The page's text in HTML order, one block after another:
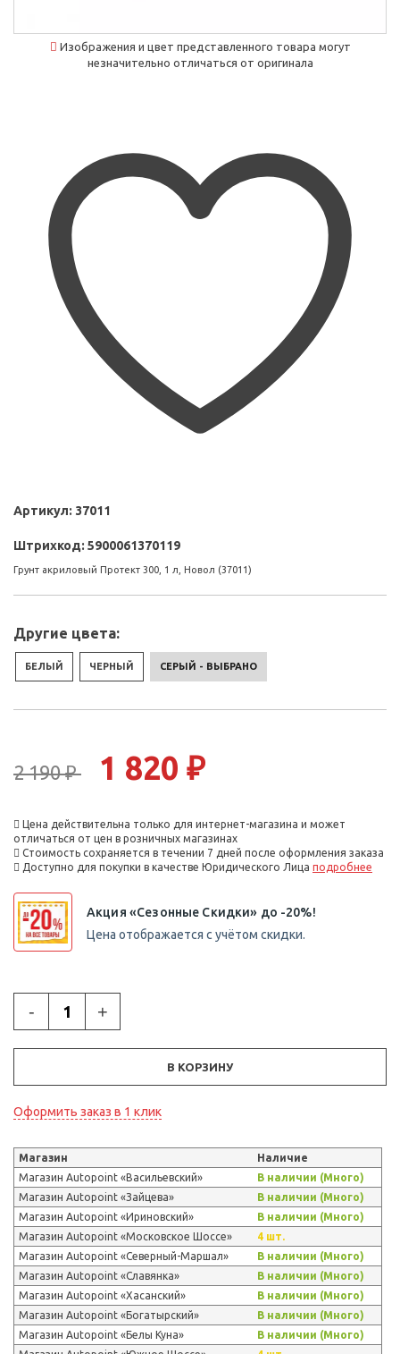
Изображения и цвет представленного товара могут
незначительно отличаться от оригинала
Артикул: 37011
Штрихкод: 5900061370119
Грунт акриловый Протект 300, 1 л, Новол (37011)
Другие цвета:
БЕЛЫЙ ЧЕРНЫЙ СЕРЫЙ - ВЫБРАНО
2 190 ₽ 1 820 ₽
Цена действительна только для интернет-магазина и может
отличаться от цен в розничных магазинах
Стоимость сохраняется в течении 7 дней после оформления заказа
Доступно для покупки в качестве Юридического Лица подробнее
Акция «Сезонные Скидки» до -20%!
Цена отображается с учётом скидки.
- +
В КОРЗИНУ
Оформить заказ в 1 клик
Магазин
Наличие
Магазин Autopoint «Васильевский»
В наличии (Много)
Магазин Autopoint «Зайцева»
В наличии (Много)
Магазин Autopoint «Ириновский»
В наличии (Много)
Магазин Autopoint «Московское Шоссе»
4 шт.
Магазин Autopoint «Северный-Маршал»
В наличии (Много)
Магазин Autopoint «Славянка»
В наличии (Много)
Магазин Autopoint «Хасанский»
В наличии (Много)
Магазин Autopoint «Богатырский»
В наличии (Много)
Магазин Autopoint «Белы Куна»
В наличии (Много)